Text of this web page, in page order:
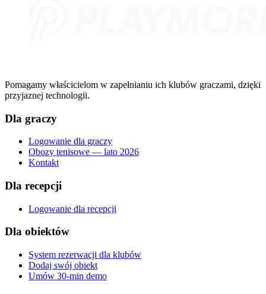
Pomagamy właścicielom w zapełnianiu ich klubów graczami, dzięki
przyjaznej technologii.
Dla graczy
Logowanie dla graczy
Obozy tenisowe — lato 2026
Kontakt
Dla recepcji
Logowanie dla recepcji
Dla obiektów
System rezerwacji dla klubów
Dodaj swój obiekt
Umów 30-min demo